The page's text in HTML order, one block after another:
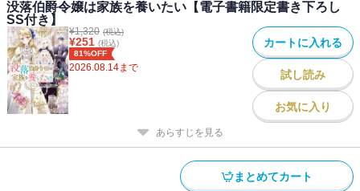
没落伯爵令嬢は家族を養いたい【電子書籍限定書き下ろし
SS付き】
¥1,320 (税込)
¥251 (税込)
81%OFF
2026.08.14まで
カートに入れる
試し読み
お気に入り
あらすじを見る
まとめてカート